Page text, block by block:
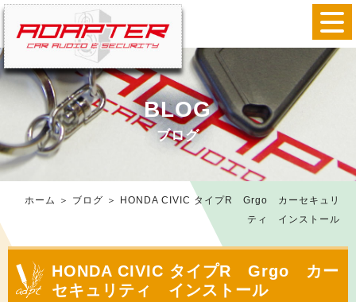
BLOG
ブログ
ホーム
＞ ブログ ＞ HONDA CIVIC タイプR Grgo カーセキュリ
ティ インストール
HONDA CIVIC タイプR Grgo カー
セキュリティ インストール